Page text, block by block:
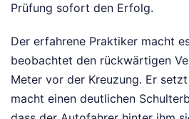
Prüfung sofort den Erfolg.
Der erfahrene Praktiker macht
beobachtet den rückwärtigen
Meter vor der Kreuzung. Er
macht einen deutlichen